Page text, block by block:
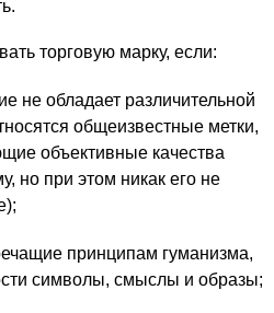
торговую марку, если:
не обладает различительной
общеизвестные метки,
объективные качества
но при этом никак его не
принципам гуманизма,
символы, смыслы и образы;